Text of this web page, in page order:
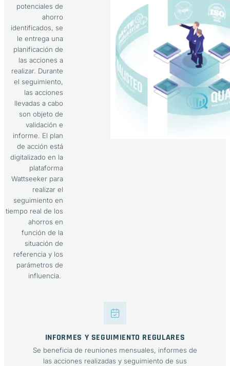
potenciales de
ahorro
identificados, se
le entrega una
planificación de
las acciones a
realizar. Durante
el seguimiento,
las acciones
llevadas a cabo
son objeto de
validación e
informe. El plan
de acción está
digitalizado en la
plataforma
Wattseeker para
realizar el
seguimiento en
tiempo real de los
ahorros en
función de la
situación de
referencia y los
parámetros de
influencia.
INFORMES Y SEGUIMIENTO REGULARES
Se beneficia de reuniones mensuales, informes de
las acciones realizadas y seguimiento de sus